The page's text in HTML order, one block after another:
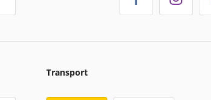
Transport